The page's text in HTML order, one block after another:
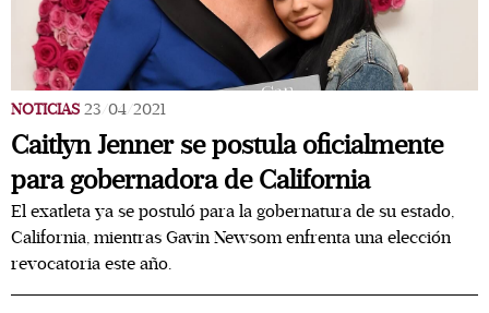
NOTICIAS 23/04/2021
Caitlyn Jenner se postula oficialmente
para gobernadora de California
El exatleta ya se postuló para la gobernatura de su estado,
California, mientras Gavin Newsom enfrenta una elección
revocatoria este año.